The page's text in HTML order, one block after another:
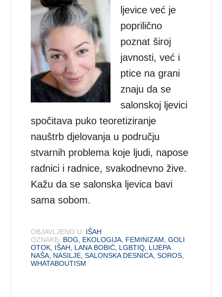
ljevice već je
poprilično
poznat široj
javnosti, već i
ptice na grani
znaju da se
salonskoj ljevici
spočitava puko teoretiziranje
nauštrb djelovanja u području
stvarnih problema koje ljudi, napose
radnici i radnice, svakodnevno žive.
Kažu da se salonska ljevica bavi
sama sobom.
OBJAVLJENO U: IŠAH
OZNAKE: BOG EKOLOGIJA FEMINIZAM ,GOLI
OTOK IŠAH LANA BOBIĆ LGBTIQ LIJEPA
NAŠA NASILJE ,SALONSKA DESNICA ,SOROS
WHATABOUTISM